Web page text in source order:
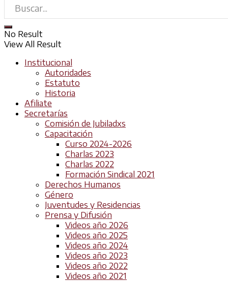
No Result
View All Result
Institucional
Autoridades
Estatuto
Historia
Afiliate
Secretarías
Comisión de Jubiladxs
Capacitación
Curso 2024-2026
Charlas 2023
Charlas 2022
Formación Sindical 2021
Derechos Humanos
Género
Juventudes y Residencias
Prensa y Difusión
Videos año 2026
Videos año 2025
Videos año 2024
Videos año 2023
Videos año 2022
Videos año 2021